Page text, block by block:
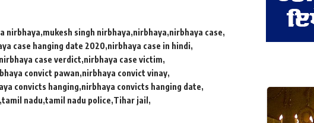
nirbhaya mukesh singh nirbhaya nirbhaya nirbhaya case
case hanging date 2020 nirbhaya case in hindi
nirbhaya case verdict nirbhaya case victim
convict pawan nirbhaya convict vinay
convicts hanging nirbhaya convicts hanging date
tamil nadu tamil nadu police Tihar jail